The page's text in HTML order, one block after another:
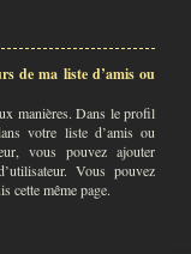
de ma liste d’amis ou
manières. Dans le profil
votre liste d’amis ou
vous pouvez ajouter
Vous pouvez
cette même page.